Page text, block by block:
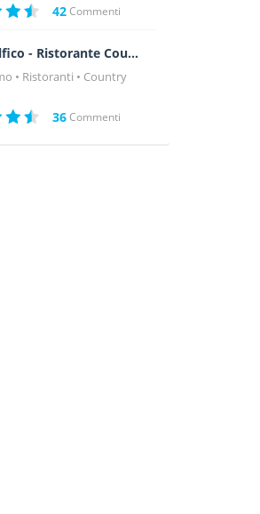
42Commenti
Casa Delfico - Ristorante Country House - Agriturismo - Teramo
Ristoranti
Country
36Commenti